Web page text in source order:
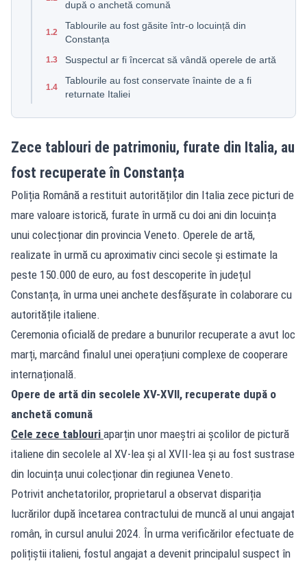
după o anchetă comună
1.2
Tablourile au fost găsite într-o locuință din
Constanța
1.3 Suspectul ar fi încercat să vândă operele de artă
1.4
Tablourile au fost conservate înainte de a fi
returnate Italiei
Zece tablouri de patrimoniu, furate din Italia, au
fost recuperate în Constanța
Poliția Română a restituit autorităților din Italia zece picturi de
mare valoare istorică, furate în urmă cu doi ani din locuința
unui colecționar din provincia Veneto. Operele de artă,
realizate în urmă cu aproximativ cinci secole și estimate la
peste 150.000 de euro, au fost descoperite în județul
Constanța, în urma unei anchete desfășurate în colaborare cu
autoritățile italiene.
Ceremonia oficială de predare a bunurilor recuperate a avut loc
marți, marcând finalul unei operațiuni complexe de cooperare
internațională.
Opere de artă din secolele XV-XVII, recuperate după o
anchetă comună
Cele zece tablouri aparțin unor maeștri ai școlilor de pictură
italiene din secolele al XV-lea și al XVII-lea și au fost sustrase
din locuința unui colecționar din regiunea Veneto.
Potrivit anchetatorilor, proprietarul a observat dispariția
lucrărilor după încetarea contractului de muncă al unui angajat
român, în cursul anului 2024. În urma verificărilor efectuate de
polițiștii italieni, fostul angajat a devenit principalul suspect în